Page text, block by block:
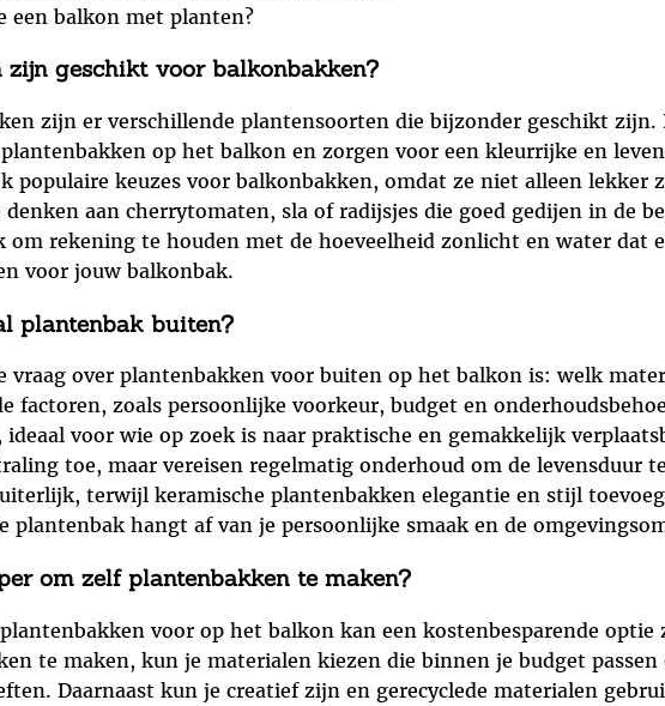
een balkon met planten?
zijn geschikt voor balkonbakken?
zijn er verschillende plantensoorten die bijzonder geschikt
op het balkon en zorgen voor een kleurrijke en
populaire keuzes voor balkonbakken, omdat ze niet alleen
aan cherrytomaten, sla of radijsjes die goed gedijen in de
om rekening te houden met de hoeveelheid zonlicht en water dat
voor jouw balkonbak.
plantenbak buiten?
vraag over plantenbakken voor buiten op het balkon is: welk
factoren, zoals persoonlijke voorkeur, budget en
voor wie op zoek is naar praktische en gemakkelijk
toe, maar vereisen regelmatig onderhoud om de levensduur
terwijl keramische plantenbakken elegantie en stijl
plantenbak hangt af van je persoonlijke smaak en de
om zelf plantenbakken te maken?
voor op het balkon kan een kostenbesparende
te maken, kun je materialen kiezen die binnen je budget
Daarnaast kun je creatief zijn en gerecyclede materialen